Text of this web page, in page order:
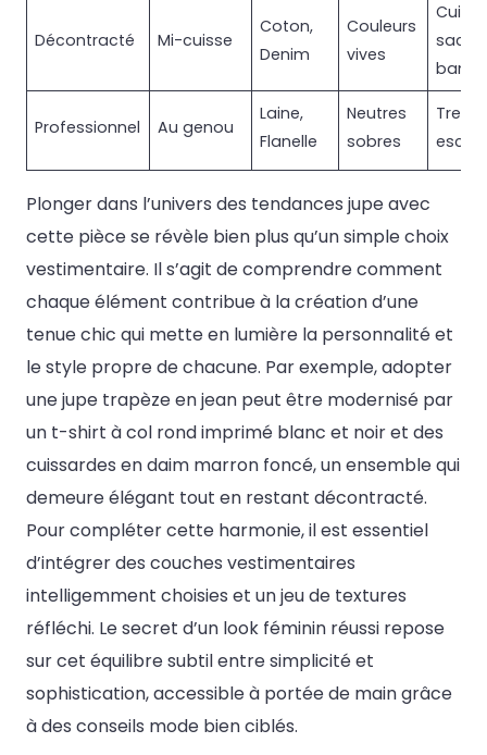
Décontracté Mi-cuisse
Coton,
Denim
Couleurs
vives
sacs
Professionnel Au genou
Laine,
Flanelle
Neutres
sobres
Plonger dans l’univers des tendances jupe avec
cette pièce se révèle bien plus qu’un simple choix
vestimentaire. Il s’agit de comprendre comment
chaque élément contribue à la création d’une
tenue chic qui mette en lumière la personnalité et
le style propre de chacune. Par exemple, adopter
une jupe trapèze en jean peut être modernisé par
un t-shirt à col rond imprimé blanc et noir et des
cuissardes en daim marron foncé, un ensemble qui
demeure élégant tout en restant décontracté.
Pour compléter cette harmonie, il est essentiel
d’intégrer des couches vestimentaires
intelligemment choisies et un jeu de textures
réfléchi. Le secret d’un look féminin réussi repose
sur cet équilibre subtil entre simplicité et
sophistication, accessible à portée de main grâce
à des conseils mode bien ciblés.